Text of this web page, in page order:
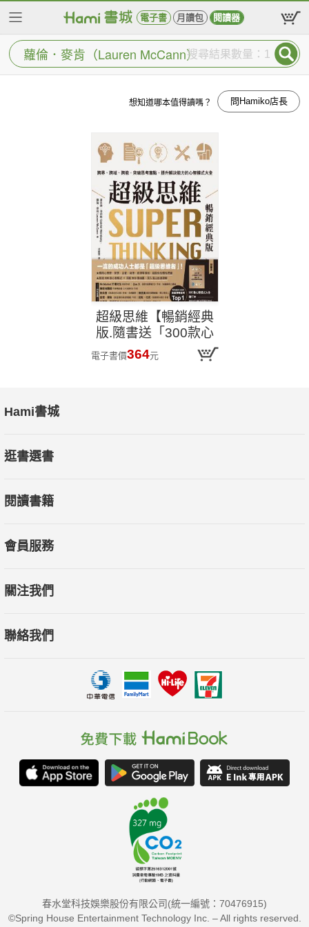
電子書 月讀包 閱讀器
搜尋結果數量：1
想知道哪本值得讀嗎？ 問Hamiko店長
超級思維【暢銷經典
版.隨書送「300款心
智模式大全隨行本】:
跨界、跨域、跨能,突
電子書價364元
Hami書城
逛書選書
閱讀書籍
會員服務
關注我們
聯絡我們
春水堂科技娛樂股份有限公司(統一編號：70476915)
©Spring House Entertainment Technology Inc. – All rights reserved.